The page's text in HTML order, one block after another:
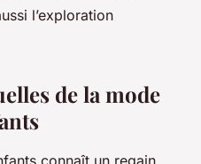
l’exploration
de la mode